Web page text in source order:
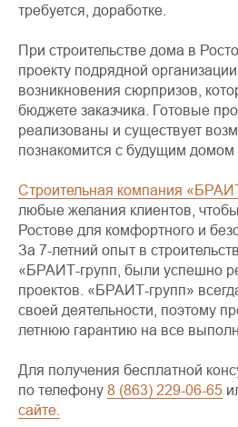
требуется, доработке.
При строительстве дома в
проекту подрядной
возникновения сюрпризов,
бюджете заказчика. Готовые
реализованы и существует
познакомится с будущим домом
Строительная компания
любые желания клиентов,
Ростове для комфортного и
За 7-летний опыт в
«БРАИТ-групп, были успешно
проектов. «БРАИТ-групп»
своей деятельности, поэтому
летнюю гарантию на все
Для получения бесплатной
по телефону 8 (863) 229-06-65
сайте.